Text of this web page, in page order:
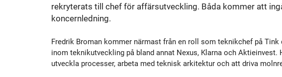
Historik
Utmärkelser Primärkapitalinstrument Koncernledning
rekryterats till chef för affärsutveckling. Båda kommer att
koncernledning.
Fredrik Broman kommer närmast från en roll som teknikchef på
inom teknikutveckling på bland annat Nexus, Klarna och
utveckla processer, arbeta med teknisk arkitektur och att driva